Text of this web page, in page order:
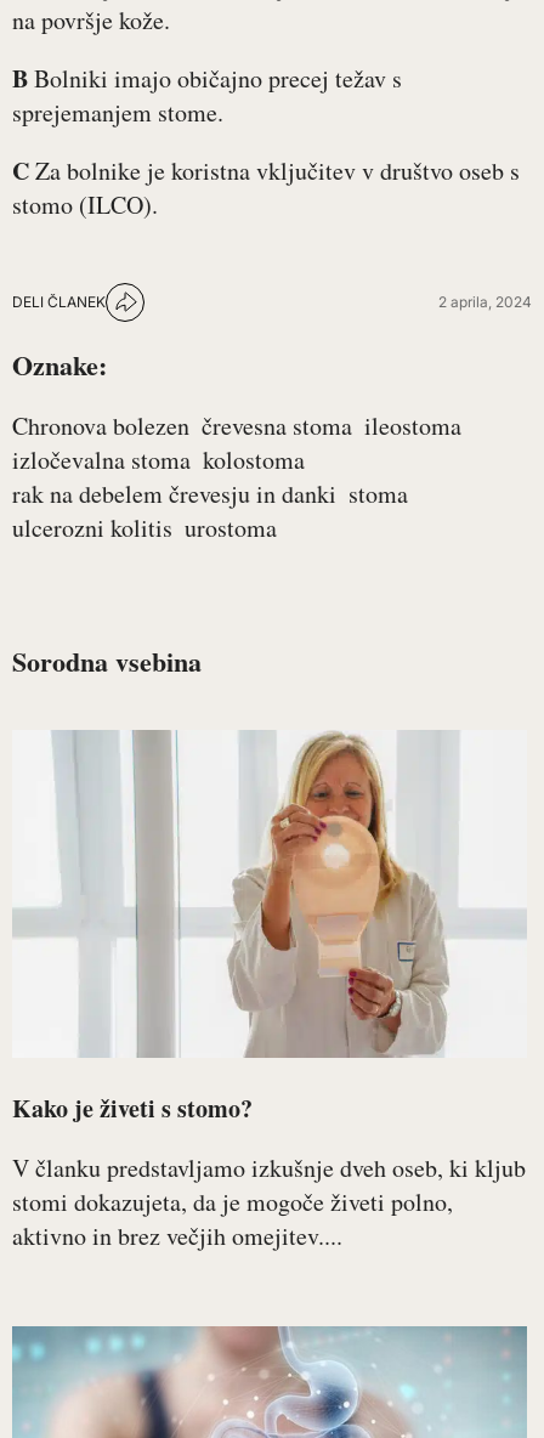
na površje kože.
BBolniki imajo običajno precej težav s
sprejemanjem stome.
CZa bolnike je koristna vključitev v društvo oseb s
stomo (ILCO).
DELI ČLANEK 2 aprila, 2024
Oznake:
Chronova bolezen črevesna stoma ileostoma
izločevalna stoma kolostoma
rak na debelem črevesju in danki stoma
ulcerozni kolitis urostoma
Sorodna vsebina
Kako je živeti s stomo?
V članku predstavljamo izkušnje dveh oseb, ki kljub
stomi dokazujeta, da je mogoče živeti polno,
aktivno in brez večjih omejitev....